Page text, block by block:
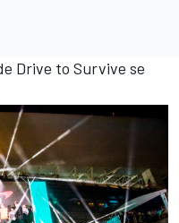
Drive to Survive se